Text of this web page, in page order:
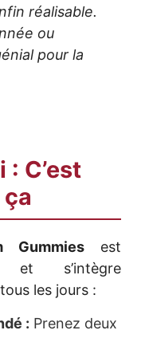
réalisable.
ou
pour la
: C’est
Gummies est
et s’intègre
les jours :
: Prenez deux